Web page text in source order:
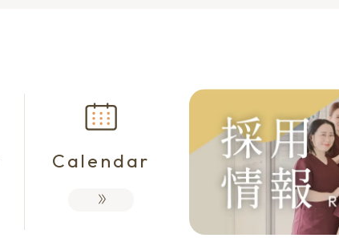
Calendar